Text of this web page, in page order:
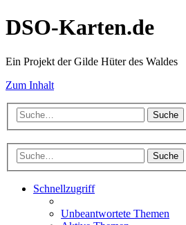
DSO-Karten.de
Ein Projekt der Gilde Hüter des Waldes
Zum Inhalt
Suche
Suche
Schnellzugriff
Unbeantwortete Themen